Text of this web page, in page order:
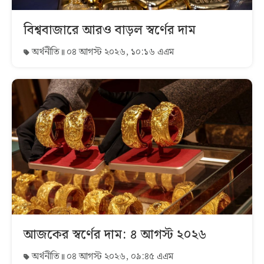
বিশ্ববাজারে আরও বাড়ল স্বর্ণের দাম
অর্থনীতি ০৪ আগস্ট ২০২৬, ১০:১৬ এএম
আজকের স্বর্ণের দাম: ৪ আগস্ট ২০২৬
অর্থনীতি ০৪ আগস্ট ২০২৬, ০৯:৪৫ এএম